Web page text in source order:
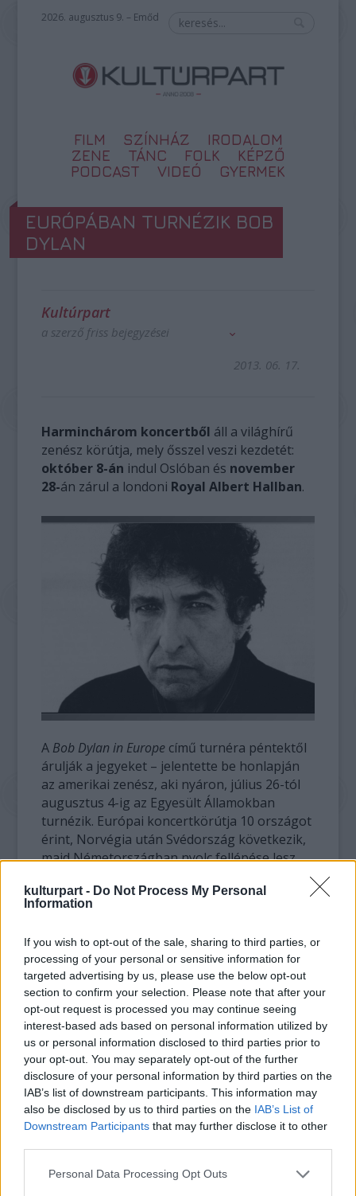
kulturpart - Do Not Process My Personal
Information
If you wish to opt-out of the sale, sharing to third parties, or
processing of your personal or sensitive information for
targeted advertising by us, please use the below opt-out
section to confirm your selection. Please note that after your
opt-out request is processed you may continue seeing
interest-based ads based on personal information utilized by
us or personal information disclosed to third parties prior to
your opt-out. You may separately opt-out of the further
disclosure of your personal information by third parties on the
IAB’s list of downstream participants. This information may
also be disclosed by us to third parties on the IAB’s List of
Downstream Participants that may further disclose it to other
Please note that this website/app uses one or more Google
Personal Data Processing Opt Outs
2026. augusztus 9. – Emőd
FILM SZÍNHÁZ
IRODALOM
ZENE
TÁNC FOLK
KÉPZŐ
PODCAST
VIDEÓ GYERMEK
EURÓPÁBAN TURNÉZIK BOB
DYLAN
Kultúrpart
a szerző friss bejegyzései
2013. 06. 17.
Harminchárom koncertből áll a világhírű
zenész körútja, mely ősszel veszi kezdetét:
október 8-án indul Oslóban és november
28-án zárul a londoni Royal Albert Hallban.
A Bob Dylan in Europe című turnéra péntektől
árulják a jegyeket – jelentette be honlapján
az amerikai zenész, aki nyáron, július 26-tól
augusztus 4-ig az Egyesült Államokban
turnézik. Európai koncertkörútja 10 országot
érint, Norvégia után Svédország következik,
majd Németországban nyolc fellépése lesz,
ad Svájcban, Franciaországban,
Olaszországban, Hollandiában és
koncert zárja, amelyekből hármat Londonban
rendeznek.
Dylan szeptemberben új albumot jelentetett
megTempest címmel, amely a világhírű
amerikai zenész 35. stúdiólemeze. ATempest
ötven évvel azután került forgalomba, hogy
1962-ben megjelent a művész első korongja,
Bob Dylancímmel. A közelmúltban az Amerikai
Művészeti és Irodalmi Akadémia tiszteletbeli
tagjává avatták Bob Dylant. Párizsban pedig
bejelentették, hogy a 71 éves amerikai
zenész megkapja az egyik legjelentősebb